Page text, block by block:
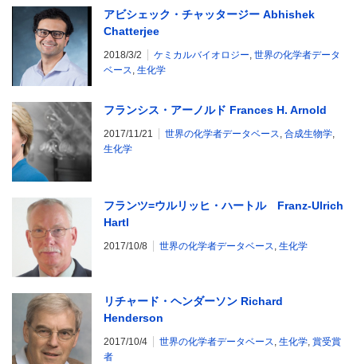
アビシェック・チャッタージー Abhishek
Chatterjee
2018/3/2 ケミカルバイオロジー, 世界の化学者データ
ベース, 生化学
フランシス・アーノルド Frances H. Arnold
2017/11/21 世界の化学者データベース, 合成生物学,
生化学
フランツ=ウルリッヒ・ハートル Franz-Ulrich
Hartl
2017/10/8 世界の化学者データベース, 生化学
リチャード・ヘンダーソン Richard
Henderson
2017/10/4 世界の化学者データベース, 生化学, 賞受賞
者